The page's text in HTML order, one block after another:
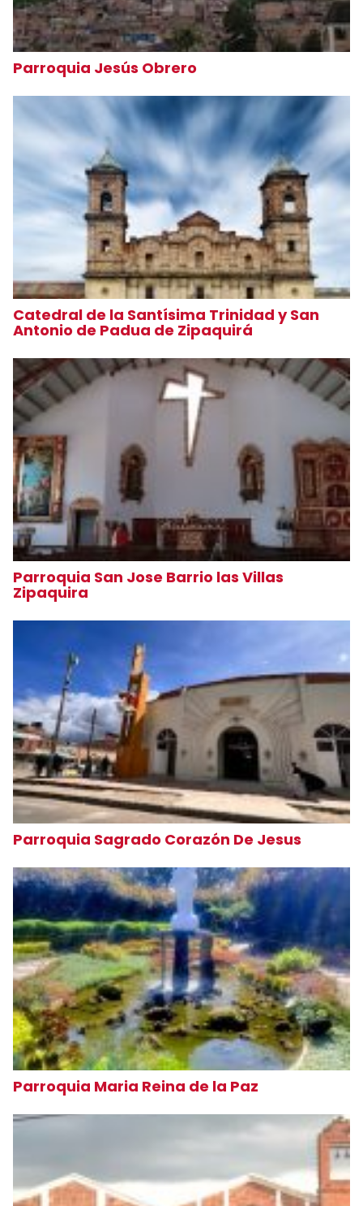
Parroquia Jesús Obrero
Catedral de la Santísima Trinidad y San
Antonio de Padua de Zipaquirá
Parroquia San Jose Barrio las Villas
Zipaquira
Parroquia Sagrado Corazón De Jesus
Parroquia Maria Reina de la Paz